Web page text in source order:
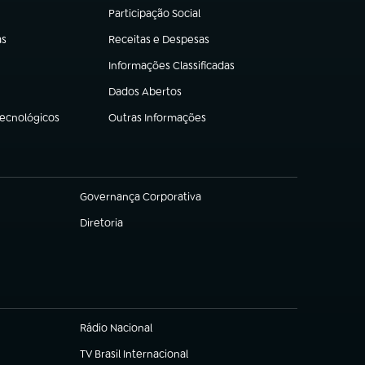
Participação Social
(abre em nova aba)
Receitas e Despesas
(abre em nova aba)
Informações Classificadas
(abre em nova aba)
Dados Abertos
(abre em nova aba)
Outras Informações
(abre em nova aba)
Governança Corporativa
(abre em nova aba)
Diretoria
(abre em nova aba)
Rádio Nacional
TV Brasil Internacional
(abre em nova aba)